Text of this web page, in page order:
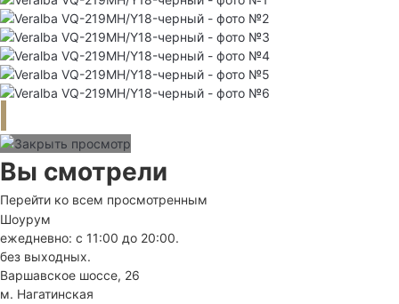
Вы смотрели
Перейти ко всем просмотренным
Шоурум
ежедневно: с 11:00 до 20:00.
без выходных.
Варшавское шоссе, 26
м. Нагатинская